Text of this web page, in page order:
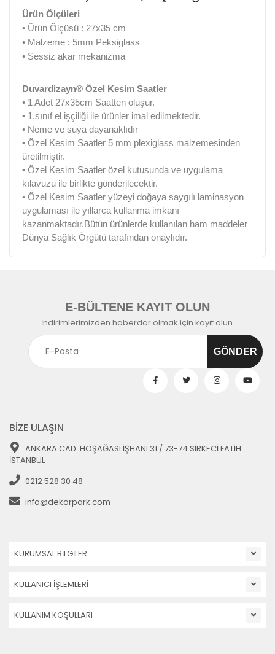
Ürün Ölçüleri
• Ürün Ölçüsü : 27x35 cm
• Malzeme : 5mm Peksiglass
• Sessiz akar mekanizma
Duvardizayn® Özel Kesim Saatler
• 1 Adet 27x35cm Saatten oluşur.
• 1.sınıf el işçiliği ile ürünler imal edilmektedir.
• Neme ve suya dayanaklıdır
• Özel Kesim Saatler 5 mm plexiglass malzemesinden
üretilmiştir.
• Özel Kesim Saatler özel kutusunda ve uygulama
kılavuzu ile birlikte gönderilecektir.
• Özel Kesim Saatler yüzeyi doğaya saygılı laminasyon
uygulaması ile yıllarca kullanma imkanı
kazanmaktadır.Bütün ürünlerde kullanılan ham maddeler
Dünya Sağlık Örgütü tarafından onaylıdır.
E-BÜLTENE KAYIT OLUN
İndirimlerimizden haberdar olmak için kayıt olun.
BİZE ULAŞIN
ANKARA CAD. HOŞAĞASI İŞHANI 31 / 73-74 SİRKECİ FATİH
İSTANBUL
0212 528 30 48
info@dekorpark.com
KURUMSAL BİLGİLER
KULLANICI İŞLEMLERİ
KULLANIM KOŞULLARI